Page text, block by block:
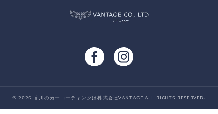
© 2026 香川のカーコーティングは株式会社VANTAGE ALL RIGHTS RESERVED.